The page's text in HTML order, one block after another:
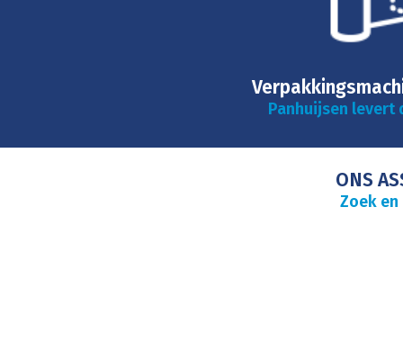
Panhuijsen levert
ONS
Zoek